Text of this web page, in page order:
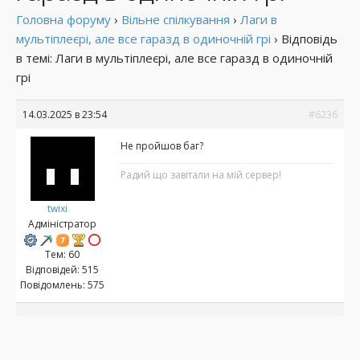
Головна форуму › Вільне спілкування › Лаги в
мультіплеєрі, але все гаразд в одиночній грі › Відповідь
в темі: Лаги в мультіплеєрі, але все гаразд в одиночній
грі
14.03.2025 в 23:54 #6236
twixi
Адміністратор
Тем: 60
Відповідей: 515
Повідомлень: 575
Не пройшов баг?
Радий що завітали на мій сервер!